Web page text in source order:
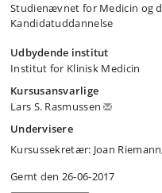
Studienævnet for Medicin og
Kandidatuddannelse
Udbydende institut
Institut for Klinisk Medicin
Kursusansvarlige
Lars S. Rasmussen
Undervisere
Kursussekretær: Joan
Gemt den 26-06-2017